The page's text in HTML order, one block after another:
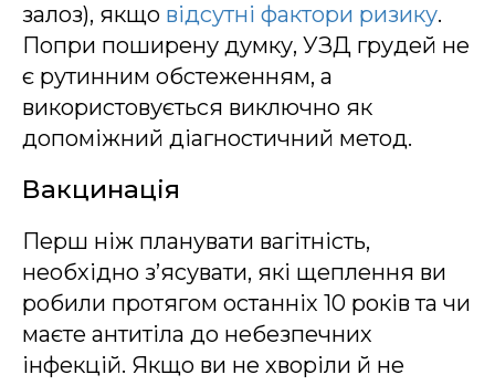
залоз), якщо відсутні фактори ризику.
Попри поширену думку, УЗД грудей не
є рутинним обстеженням, а
використовується виключно як
допоміжний діагностичний метод.
Вакцинація
Перш ніж планувати вагітність,
необхідно з’ясувати, які щеплення ви
робили протягом останніх 10 років та чи
маєте антитіла до небезпечних
інфекцій. Якщо ви не хворіли й не